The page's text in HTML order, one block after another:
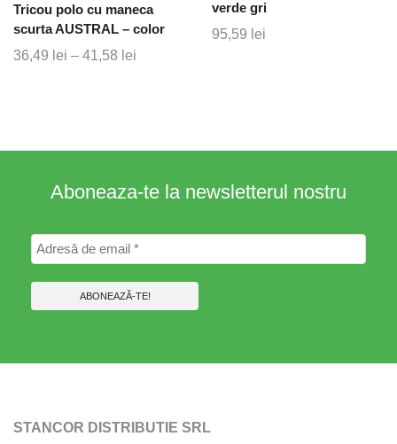
Tricou polo cu maneca
scurta AUSTRAL – color
36,49 lei – 41,58 lei
41,58 lei
verde gri
95,59 lei
Aboneaza-te la newsletterul nostru
STANCOR DISTRIBUTIE SRL